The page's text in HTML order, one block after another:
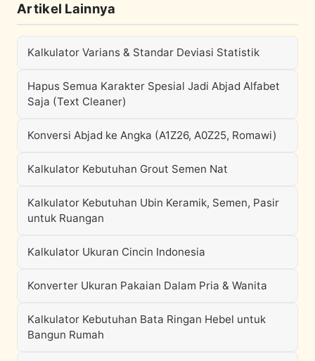
Artikel Lainnya
Kalkulator Varians & Standar Deviasi Statistik
Hapus Semua Karakter Spesial Jadi Abjad Alfabet
Saja (Text Cleaner)
Konversi Abjad ke Angka (A1Z26, A0Z25, Romawi)
Kalkulator Kebutuhan Grout Semen Nat
Kalkulator Kebutuhan Ubin Keramik, Semen, Pasir
untuk Ruangan
Kalkulator Ukuran Cincin Indonesia
Konverter Ukuran Pakaian Dalam Pria & Wanita
Kalkulator Kebutuhan Bata Ringan Hebel untuk
Bangun Rumah